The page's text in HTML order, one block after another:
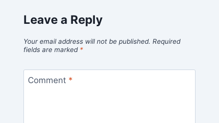
Leave a Reply
Your email address will not be published. Required
fields are marked *
Comment *